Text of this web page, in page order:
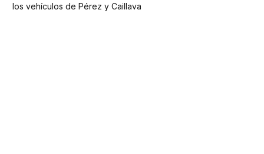
los vehículos de Pérez y Caillava